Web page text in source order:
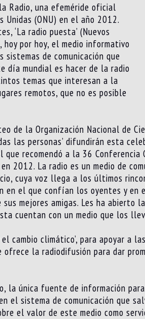
Radio, una efeméride oficial
Unidas (ONU) en el año 2012.
‘La radio puesta’ (Nuevos
por hoy, el medio informativo
sistemas de comunicación que
día mundial es hacer de la radio
temas que interesan a la
remotos, que no es posible
la Organización Nacional de
las personas’ difundirán esta
recomendó a la 36
2012. La radio es un medio de
cuya voz llega a los últimos
en el que confían los oyentes y en
mejores amigas. Les ha abierto
cuentan con un medio que los
cambio climático’, para apoyar a
la radiodifusión para dar
la única fuente de información
el sistema de comunicación que
el valor de este medio como